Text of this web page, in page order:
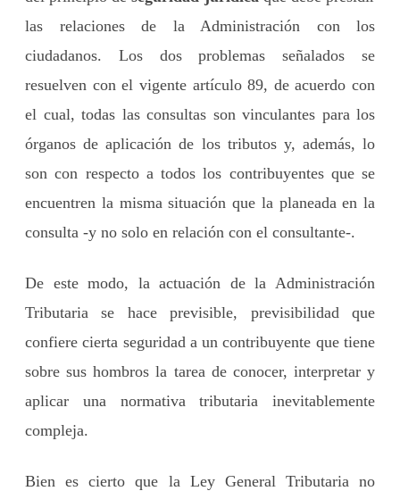
las relaciones de la Administración con los
ciudadanos. Los dos problemas señalados se
resuelven con el vigente artículo 89, de acuerdo con
el cual, todas las consultas son vinculantes para los
órganos de aplicación de los tributos y, además, lo
son con respecto a todos los contribuyentes que se
encuentren la misma situación que la planeada en la
consulta -y no solo en relación con el consultante-.
De este modo, la actuación de la Administración
Tributaria se hace previsible, previsibilidad que
confiere cierta seguridad a un contribuyente que tiene
sobre sus hombros la tarea de conocer, interpretar y
aplicar una normativa tributaria inevitablemente
compleja.
Bien es cierto que la Ley General Tributaria no